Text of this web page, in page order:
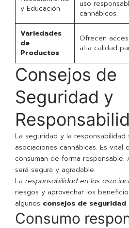
y Educación
uso
cannábicos.
Variedades
de
Productos
Ofrecen
alta calidad
Consejos de
Seguridad y
La seguridad y la responsabilidad
asociaciones cannábicas. Es vital
consuman de forma responsable.
será segura y agradable.
Laresponsabilidad en las
riesgos y aprovechar los
algunos consejos de seguridad
Consumo